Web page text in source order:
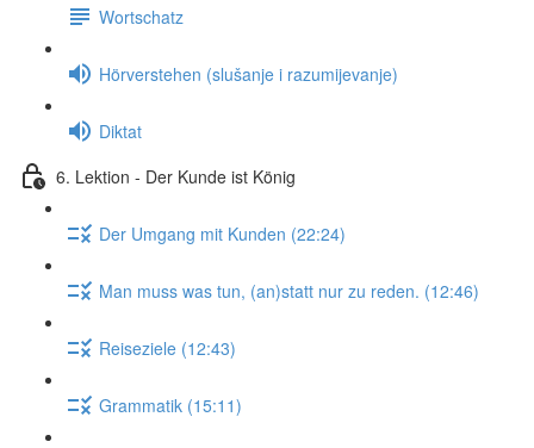
Wortschatz
Hörverstehen (slušanje i razumijevanje)
Diktat
6. Lektion - Der Kunde ist König
Der Umgang mit Kunden (22:24)
Man muss was tun, (an)statt nur zu reden. (12:46)
Reiseziele (12:43)
Grammatik (15:11)